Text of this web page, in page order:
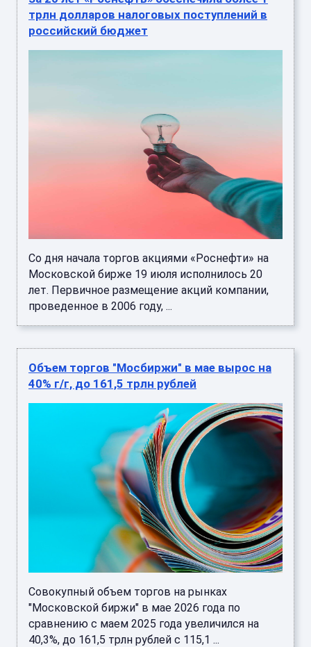
трлн долларов налоговых поступлений в
российский бюджет
Со дня начала торгов акциями «Роснефти» на
Московской бирже 19 июля исполнилось 20
лет. Первичное размещение акций компании,
проведенное в 2006 году, ...
Объем торгов "Мосбиржи" в мае вырос на
40% г/г, до 161,5 трлн рублей
Совокупный объем торгов на рынках
"Московской биржи" в мае 2026 года по
сравнению с маем 2025 года увеличился на
40,3%, до 161,5 трлн рублей с 115,1 ...